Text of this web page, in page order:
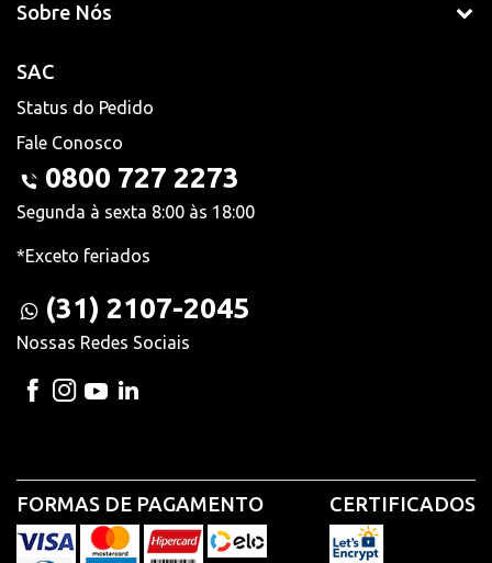
Sobre Nós
SAC
Status do Pedido
Fale Conosco
0800 727 2273
Segunda à sexta 8:00 às 18:00
*Exceto feriados
(31) 2107-2045
Nossas Redes Sociais
FORMAS DE PAGAMENTO CERTIFICADOS